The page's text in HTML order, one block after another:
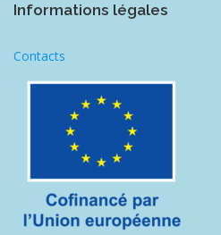
Informations légales
Contacts